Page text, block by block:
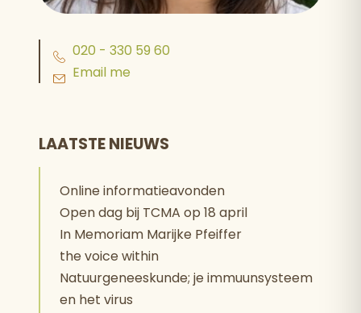
020 - 330 59 60
Email me
LAATSTE NIEUWS
Online informatieavonden
Open dag bij TCMA op 18 april
In Memoriam Marijke Pfeiffer
the voice within
Natuurgeneeskunde; je immuunsysteem
en het virus